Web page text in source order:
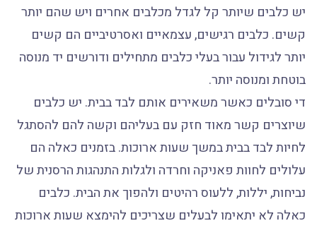
יש כלבים שיותר קל לגדל מכלבים אחרים ויש שהם יותר
קשים. כלבים רגישים, עצמאיים ואסרטיביים הם קשים
יותר לגידול עבור בעלי כלבים מתחילים ודורשים יד מנוסה
בוטחת ומנוסה יותר.
די סובלים כאשר משאירים אותם לבד בבית. יש כלבים
שיוצרים קשר מאוד חזק עם בעליהם וקשה להם להסתגל
לחיות לבד בבית במשך שעות ארוכות. בזמנים כאלה הם
עלולים לחוות פאניקה וחרדה ולגלות התנהגות הרסנית של
נביחות, יללות, ללעוס רהיטים ולהפוך את הבית. כלבים
כאלה לא יתאימו לבעלים שצריכים להימצא שעות ארוכות